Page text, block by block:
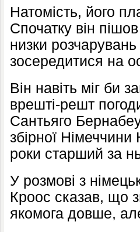
Натомість, його
Спочатку він
низки
зосередитися на
Він навіть міг би
врешті-решт
Сантьяго
збірної
роки старший за
У розмові з
Кроос сказав, що
якомога довше,